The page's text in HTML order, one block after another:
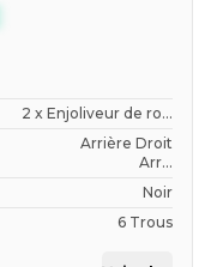
2 x Enjoliveur de ro...
Arrière Droit
Arr...
Noir
6 Trous